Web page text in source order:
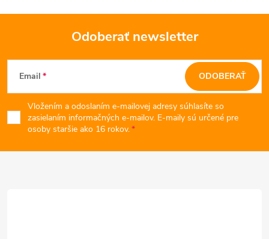
e
r
v
k
Z
á
p
ä
Odoberať newsletter
Email
Vložením a odoslaním e-mailovej adresy súhlasíte so
zasielaním informačných e-mailov. E-maily sú určené pre
osoby staršie ako 16 rokov.
ODOBERAŤ